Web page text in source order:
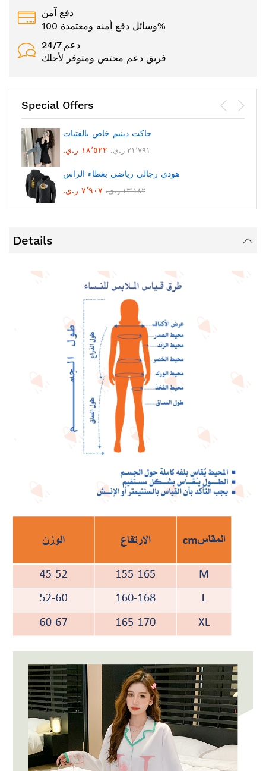
دفع آمن
وسائل دفع أمنه ومعتمدة 100%
24/7 دعم
فريق دعم مختص ومتوفر لأجلك
Special Offers
جاكت دينيم خاص بالفتيات
١٨٬٥٢٢ ر.ي.‏
٢١٬٧٩١ ر.ي.‏
هودي رجالي رياضي بغطاء الراس
٧٬٩٠٧ ر.ي.‏
١٣٬١٨٢ ر.ي.‏
Details